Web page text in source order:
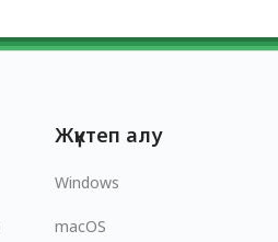
Жүктеп алу
Windows
macOS